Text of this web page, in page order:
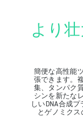
より
簡便な高性能
張できます。
集、タンパク
シンを新たな
しいDNA合成
とゲノミク